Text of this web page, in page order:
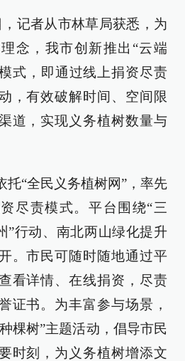
，记者从市林草局获悉，为
念，我市创新推出“云端
式，即通过线上捐资尽责
，有效破解时间、空间限
道，实现义务植树数量与
托“全民义务植树网”，率先
尽责模式。平台围绕“三
”行动、南北两山绿化提升
。市民可随时随地通过平
看详情、在线捐资，尽责
证书。为丰富参与场景，
棵树”主题活动，倡导市民
时刻，为义务植树增添文